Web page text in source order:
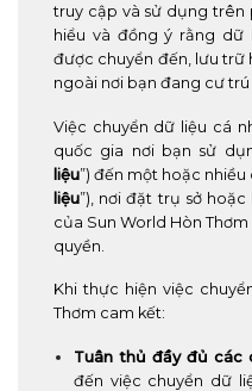
truy cập và sử dụng trên
hiểu và đồng ý rằng
được chuyển đến, lưu
ngoài nơi bạn đang cư
Việc chuyển dữ liệu cá
quốc gia nơi bạn sử
liệu”) đến một hoặc nhiều
liệu”), nơi đặt trụ sở
của Sun World Hòn
quyền.
Khi thực hiện việc
Thơm cam kết:
Tuân thủ đầy đủ các
đến việc chuyển dữ